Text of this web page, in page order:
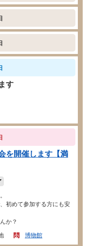
す
を開催します【満
初めて参加する方にも安
か？
博物館